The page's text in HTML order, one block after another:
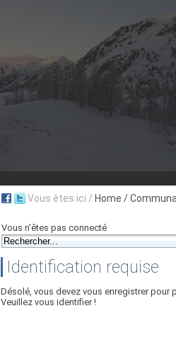
Aujourd'hui : T° Min : T° Max : °C |
Suivez en direct l'actualité des stations
Vous êtes ici / Home /
Vous n'êtes pas connecté
Identification requise
Désolé, vous devez vous enregistrer pour
Veuillez vous identifier !